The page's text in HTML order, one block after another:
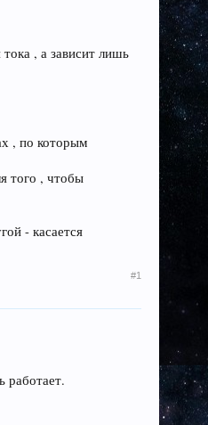
, а зависит лишь
, по которым
того , чтобы
- касается
#1
работает.